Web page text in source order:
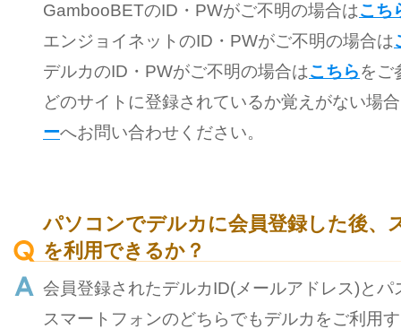
GambooBETのID・PWがご不明の場合はこち
エンジョイネットのID・PWがご不明の場合は
デルカのID・PWがご不明の場合はこちらをご
どのサイトに登録されているか覚えがない場
ーへお問い合わせください。
パソコンでデルカに会員登録した後、
を利用できるか？
会員登録されたデルカID(メールアドレス)と
スマートフォンのどちらでもデルカをご利用